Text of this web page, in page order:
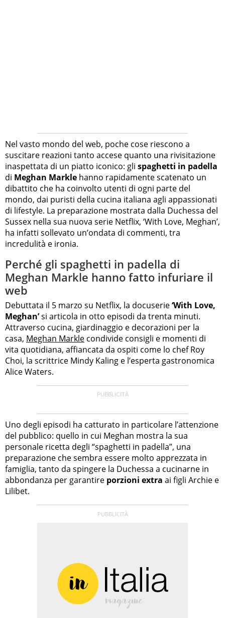
Nel vasto mondo del web, poche cose riescono a
suscitare reazioni tanto accese quanto una rivisitazione
inaspettata di un piatto iconico: gli spaghetti in padella
di Meghan Markle hanno rapidamente scatenato un
dibattito che ha coinvolto utenti di ogni parte del
mondo, dai puristi della cucina italiana agli appassionati
di lifestyle. La preparazione mostrata dalla Duchessa del
Sussex nella sua nuova serie Netflix, ‘With Love, Meghan’,
ha infatti sollevato un’ondata di commenti, tra
incredulità e ironia.
Perché gli spaghetti in padella di
Meghan Markle hanno fatto infuriare il
web
Debuttata il 5 marzo su Netflix, la docuserie‘With Love,
Meghan’si articola in otto episodi da trenta minuti.
Attraverso cucina, giardinaggio e decorazioni per la
casa, Meghan Markle condivide consigli e momenti di
vita quotidiana, affiancata da ospiti come lo chef Roy
Choi, la scrittrice Mindy Kaling e l’esperta gastronomica
Alice Waters.
Uno degli episodi ha catturato in particolare l’attenzione
del pubblico: quello in cui Meghan mostra la sua
personale ricetta degli “spaghetti in padella”, una
preparazione che sembra essere molto apprezzata in
famiglia, tanto da spingere la Duchessa a cucinarne in
abbondanza per garantire porzioni extra ai figli Archie e
Lilibet.